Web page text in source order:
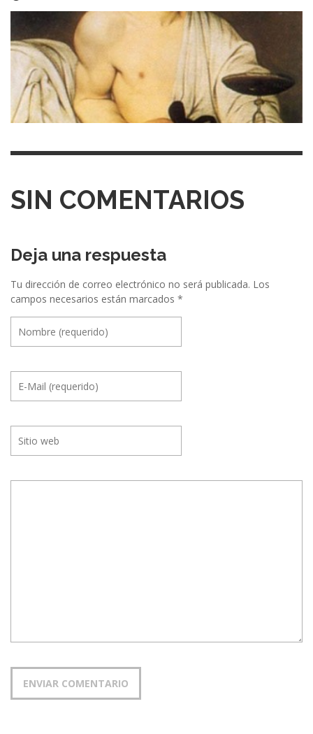
SIN COMENTARIOS
Deja una respuesta
Tu dirección de correo electrónico no será publicada. Los
campos necesarios están marcados *